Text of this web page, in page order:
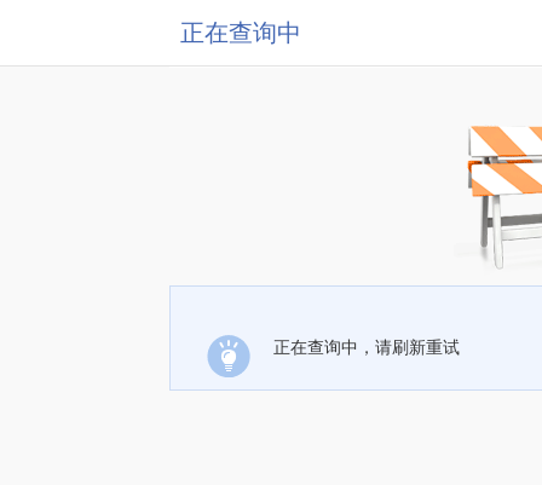
正在查询中
正在查询中，请刷新重试